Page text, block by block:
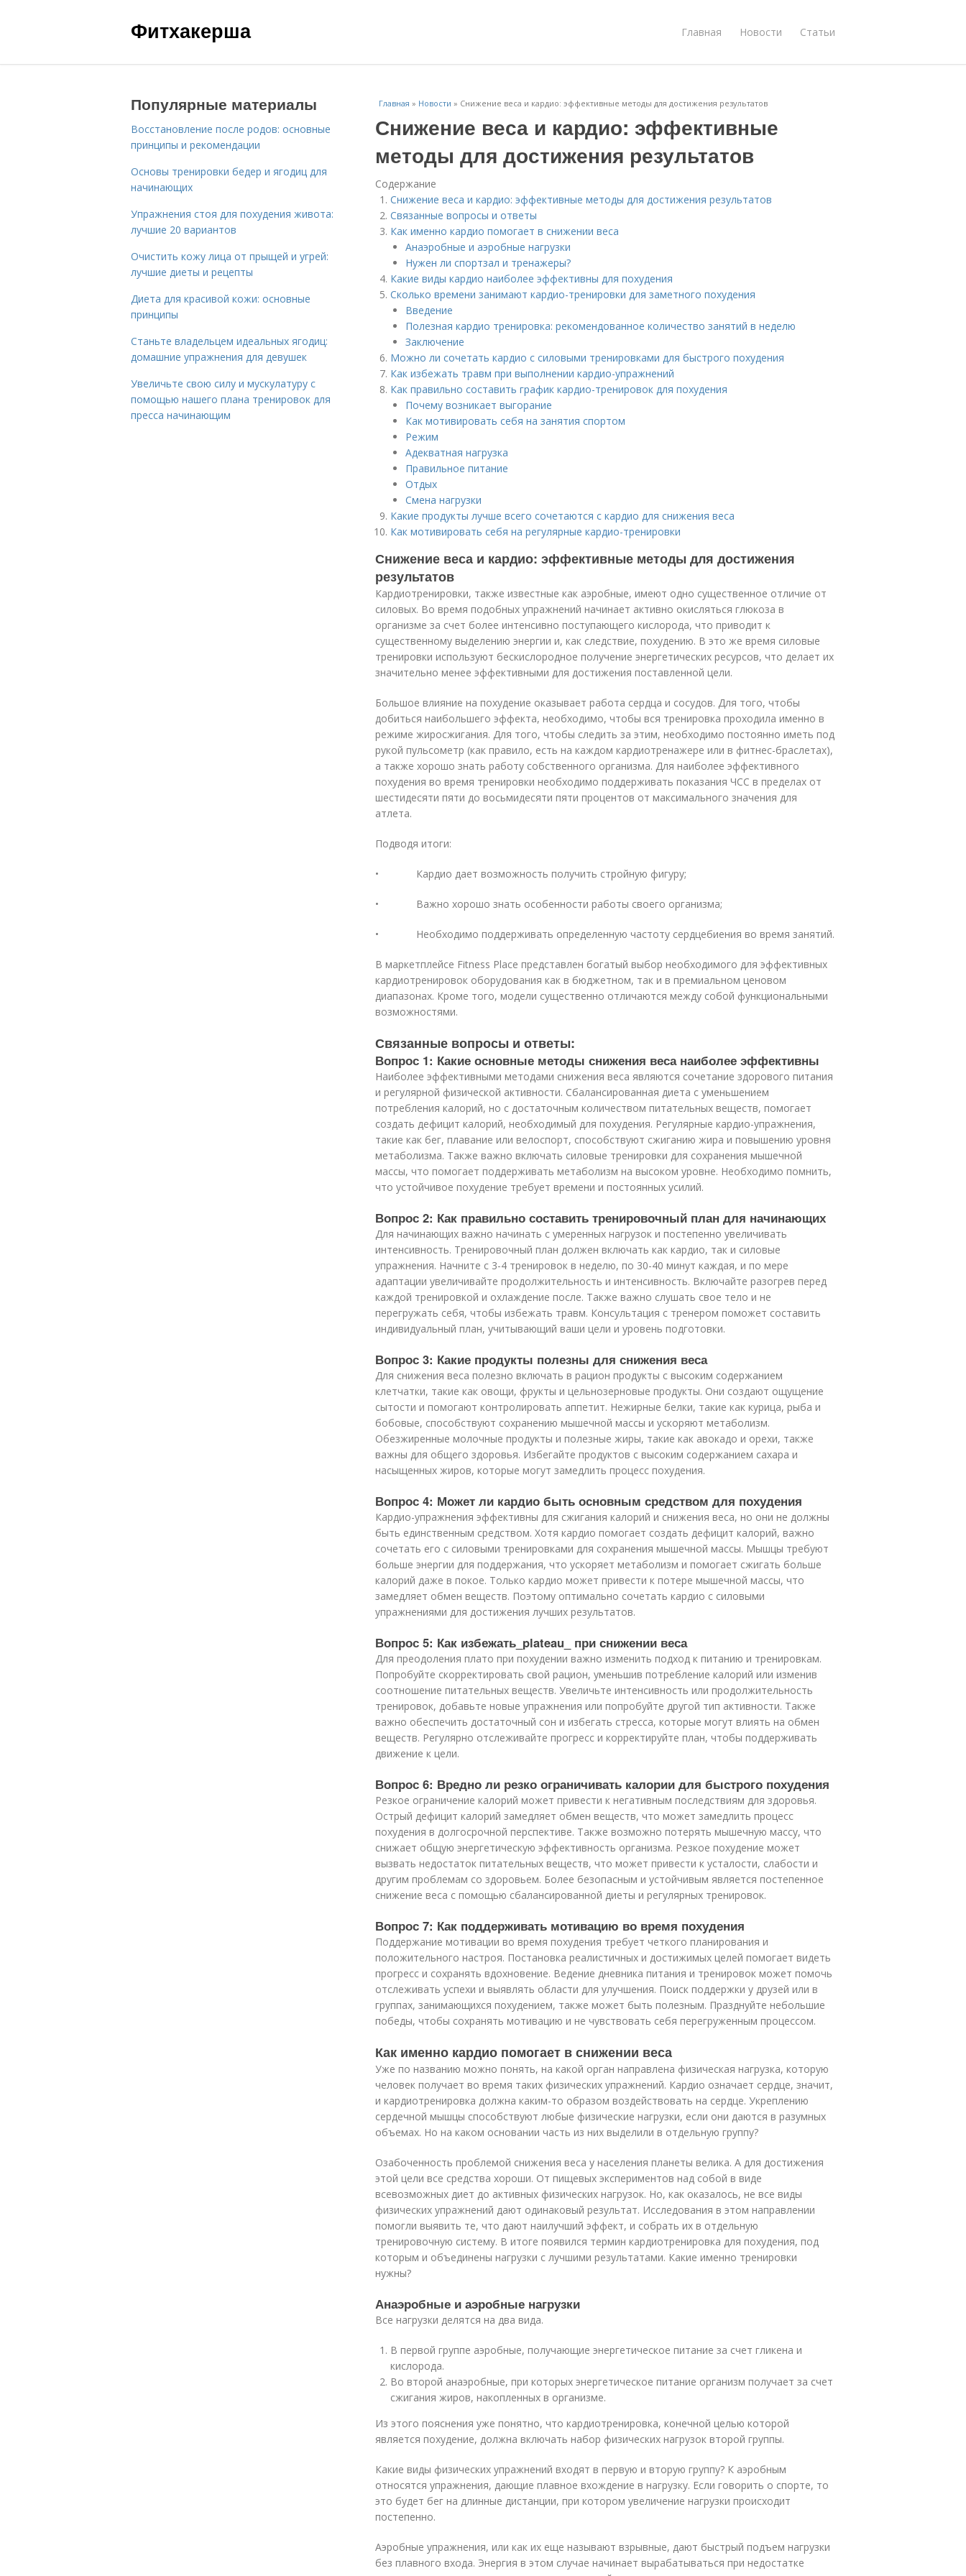
Фитхакерша Главная Новости Статьи
Главная » Новости » Снижение веса и кардио: эффективные методы для достижения результатов
Снижение веса и кардио: эффективные
методы для достижения результатов
Содержание
Снижение веса и кардио: эффективные методы для достижения результатов
Связанные вопросы и ответы
Как именно кардио помогает в снижении веса
Анаэробные и аэробные нагрузки
Нужен ли спортзал и тренажеры?
Какие виды кардио наиболее эффективны для похудения
Сколько времени занимают кардио-тренировки для заметного похудения
Введение
Полезная кардио тренировка: рекомендованное количество занятий в неделю
Заключение
Можно ли сочетать кардио с силовыми тренировками для быстрого похудения
Как избежать травм при выполнении кардио-упражнений
Как правильно составить график кардио-тренировок для похудения
Почему возникает выгорание
Как мотивировать себя на занятия спортом
Режим
Адекватная нагрузка
Правильное питание
Отдых
Смена нагрузки
Какие продукты лучше всего сочетаются с кардио для снижения веса
Как мотивировать себя на регулярные кардио-тренировки
Снижение веса и кардио: эффективные методы для достижения
результатов
Кардиотренировки, также известные как аэробные, имеют одно существенное отличие от
силовых. Во время подобных упражнений начинает активно окисляться глюкоза в
организме за счет более интенсивно поступающего кислорода, что приводит к
существенному выделению энергии и, как следствие, похудению. В это же время силовые
тренировки используют бескислородное получение энергетических ресурсов, что делает их
значительно менее эффективными для достижения поставленной цели.
Большое влияние на похудение оказывает работа сердца и сосудов. Для того, чтобы
добиться наибольшего эффекта, необходимо, чтобы вся тренировка проходила именно в
режиме жиросжигания. Для того, чтобы следить за этим, необходимо постоянно иметь под
рукой пульсометр (как правило, есть на каждом кардиотренажере или в фитнес-браслетах),
а также хорошо знать работу собственного организма. Для наиболее эффективного
похудения во время тренировки необходимо поддерживать показания ЧСС в пределах от
шестидесяти пяти до восьмидесяти пяти процентов от максимального значения для
атлета.
Подводя итоги:
• Кардио дает возможность получить стройную фигуру;
• Важно хорошо знать особенности работы своего организма;
• Необходимо поддерживать определенную частоту сердцебиения во время занятий.
В маркетплейсе Fitness Place представлен богатый выбор необходимого для эффективных
кардиотренировок оборудования как в бюджетном, так и в премиальном ценовом
диапазонах. Кроме того, модели существенно отличаются между собой функциональными
возможностями.
Связанные вопросы и ответы:
Вопрос 1: Какие основные методы снижения веса наиболее эффективны
Наиболее эффективными методами снижения веса являются сочетание здорового питания
и регулярной физической активности. Сбалансированная диета с уменьшением
потребления калорий, но с достаточным количеством питательных веществ, помогает
создать дефицит калорий, необходимый для похудения. Регулярные кардио-упражнения,
такие как бег, плавание или велоспорт, способствуют сжиганию жира и повышению уровня
метаболизма. Также важно включать силовые тренировки для сохранения мышечной
массы, что помогает поддерживать метаболизм на высоком уровне. Необходимо помнить,
что устойчивое похудение требует времени и постоянных усилий.
Вопрос 2: Как правильно составить тренировочный план для начинающих
Для начинающих важно начинать с умеренных нагрузок и постепенно увеличивать
интенсивность. Тренировочный план должен включать как кардио, так и силовые
упражнения. Начните с 3-4 тренировок в неделю, по 30-40 минут каждая, и по мере
адаптации увеличивайте продолжительность и интенсивность. Включайте разогрев перед
каждой тренировкой и охлаждение после. Также важно слушать свое тело и не
перегружать себя, чтобы избежать травм. Консультация с тренером поможет составить
индивидуальный план, учитывающий ваши цели и уровень подготовки.
Вопрос 3: Какие продукты полезны для снижения веса
Для снижения веса полезно включать в рацион продукты с высоким содержанием
клетчатки, такие как овощи, фрукты и цельнозерновые продукты. Они создают ощущение
сытости и помогают контролировать аппетит. Нежирные белки, такие как курица, рыба и
бобовые, способствуют сохранению мышечной массы и ускоряют метаболизм.
Обезжиренные молочные продукты и полезные жиры, такие как авокадо и орехи, также
важны для общего здоровья. Избегайте продуктов с высоким содержанием сахара и
насыщенных жиров, которые могут замедлить процесс похудения.
Вопрос 4: Может ли кардио быть основным средством для похудения
Кардио-упражнения эффективны для сжигания калорий и снижения веса, но они не должны
быть единственным средством. Хотя кардио помогает создать дефицит калорий, важно
сочетать его с силовыми тренировками для сохранения мышечной массы. Мышцы требуют
больше энергии для поддержания, что ускоряет метаболизм и помогает сжигать больше
калорий даже в покое. Только кардио может привести к потере мышечной массы, что
замедляет обмен веществ. Поэтому оптимально сочетать кардио с силовыми
упражнениями для достижения лучших результатов.
Вопрос 5: Как избежать_plateau_ при снижении веса
Для преодоления плато при похудении важно изменить подход к питанию и тренировкам.
Попробуйте скорректировать свой рацион, уменьшив потребление калорий или изменив
соотношение питательных веществ. Увеличьте интенсивность или продолжительность
тренировок, добавьте новые упражнения или попробуйте другой тип активности. Также
важно обеспечить достаточный сон и избегать стресса, которые могут влиять на обмен
веществ. Регулярно отслеживайте прогресс и корректируйте план, чтобы поддерживать
движение к цели.
Вопрос 6: Вредно ли резко ограничивать калории для быстрого похудения
Резкое ограничение калорий может привести к негативным последствиям для здоровья.
Острый дефицит калорий замедляет обмен веществ, что может замедлить процесс
похудения в долгосрочной перспективе. Также возможно потерять мышечную массу, что
снижает общую энергетическую эффективность организма. Резкое похудение может
вызвать недостаток питательных веществ, что может привести к усталости, слабости и
другим проблемам со здоровьем. Более безопасным и устойчивым является постепенное
снижение веса с помощью сбалансированной диеты и регулярных тренировок.
Вопрос 7: Как поддерживать мотивацию во время похудения
Поддержание мотивации во время похудения требует четкого планирования и
положительного настроя. Постановка реалистичных и достижимых целей помогает видеть
прогресс и сохранять вдохновение. Ведение дневника питания и тренировок может помочь
отслеживать успехи и выявлять области для улучшения. Поиск поддержки у друзей или в
группах, занимающихся похудением, также может быть полезным. Празднуйте небольшие
победы, чтобы сохранять мотивацию и не чувствовать себя перегруженным процессом.
Как именно кардио помогает в снижении веса
Уже по названию можно понять, на какой орган направлена физическая нагрузка, которую
человек получает во время таких физических упражнений. Кардио означает сердце, значит,
и кардиотренировка должна каким-то образом воздействовать на сердце. Укреплению
сердечной мышцы способствуют любые физические нагрузки, если они даются в разумных
объемах. Но на каком основании часть из них выделили в отдельную группу?
Озабоченность проблемой снижения веса у населения планеты велика. А для достижения
этой цели все средства хороши. От пищевых экспериментов над собой в виде
всевозможных диет до активных физических нагрузок. Но, как оказалось, не все виды
физических упражнений дают одинаковый результат. Исследования в этом направлении
помогли выявить те, что дают наилучший эффект, и собрать их в отдельную
тренировочную систему. В итоге появился термин кардиотренировка для похудения, под
которым и объединены нагрузки с лучшими результатами. Какие именно тренировки
нужны?
Анаэробные и аэробные нагрузки
Все нагрузки делятся на два вида.
В первой группе аэробные, получающие энергетическое питание за счет гликена и
кислорода.
Во второй анаэробные, при которых энергетическое питание организм получает за счет
сжигания жиров, накопленных в организме.
Из этого пояснения уже понятно, что кардиотренировка, конечной целью которой
является похудение, должна включать набор физических нагрузок второй группы.
Какие виды физических упражнений входят в первую и вторую группу? К аэробным
относятся упражнения, дающие плавное вхождение в нагрузку. Если говорить о спорте, то
это будет бег на длинные дистанции, при котором увеличение нагрузки происходит
постепенно.
Аэробные упражнения, или как их еще называют взрывные, дают быстрый подъем нагрузки
без плавного входа. Энергия в этом случае начинает вырабатываться при недостатке
Популярные материалы
Восстановление после родов: основные
принципы и рекомендации
Основы тренировки бедер и ягодиц для
начинающих
Упражнения стоя для похудения живота:
лучшие 20 вариантов
Очистить кожу лица от прыщей и угрей:
лучшие диеты и рецепты
Диета для красивой кожи: основные
принципы
Станьте владельцем идеальных ягодиц:
домашние упражнения для девушек
Увеличьте свою силу и мускулатуру с
помощью нашего плана тренировок для
пресса начинающим